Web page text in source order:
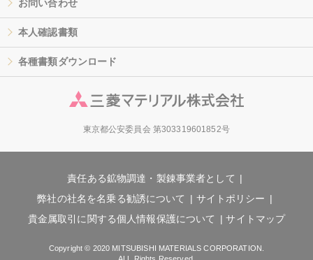
お問い合わせ
本人確認書類
各種書類ダウンロード
東京都公安委員会 第303319601852号
責任ある鉱物調達・製錬事業者として
弊社の社名を名乗る勧誘について
サイトポリシー
貴金属取引に関する個人情報保護について
サイトマップ
Copyright © 2020 MITSUBISHI MATERIALS CORPORATION.
ALL Rights Reserved.